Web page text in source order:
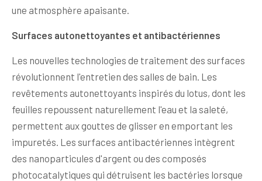
une atmosphère apaisante.
Surfaces autonettoyantes et antibactériennes
Les nouvelles technologies de traitement des surfaces
révolutionnent l'entretien des salles de bain. Les
revêtements autonettoyants inspirés du lotus, dont les
feuilles repoussent naturellement l'eau et la saleté,
permettent aux gouttes de glisser en emportant les
impuretés. Les surfaces antibactériennes intègrent
des nanoparticules d'argent ou des composés
photocatalytiques qui détruisent les bactéries lorsque